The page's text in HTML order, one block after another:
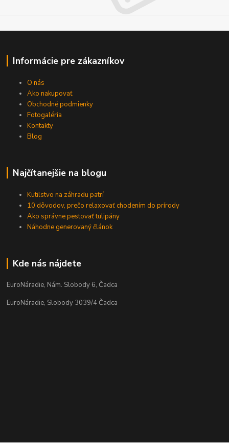
Informácie pre zákazníkov
O nás
Ako nakupovať
Obchodné podmienky
Fotogaléria
Kontakty
Blog
Najčítanejšie na blogu
Kutilstvo na záhradu patrí
10 dôvodov, prečo relaxovať chodením do prírody
Ako správne pestovať tulipány
Náhodne generovaný článok
Kde nás nájdete
EuroNáradie, Nám. Slobody 6, Čadca
EuroNáradie, Slobody 3039/4 Čadca